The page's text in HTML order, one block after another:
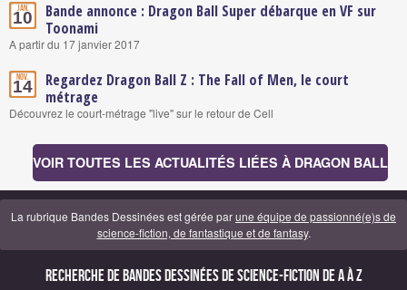
Jan.
10
Bande annonce : Dragon Ball Super débarque en VF sur
Toonami
A partir du 17 janvier 2017
Nov.
14
Regardez Dragon Ball Z : The Fall of Men, le court
métrage
Découvrez le court-métrage "live" sur le retour de Cell
VOIR TOUTES LES ACTUALITÉS LIÉES À DRAGON BALL
La rubrique Bandes Dessinées est gérée parune équipe de passionné(e)s de
science-fiction, de fantastique et de fantasy.
Recherche de Bandes Dessinées de science-fiction de A à Z